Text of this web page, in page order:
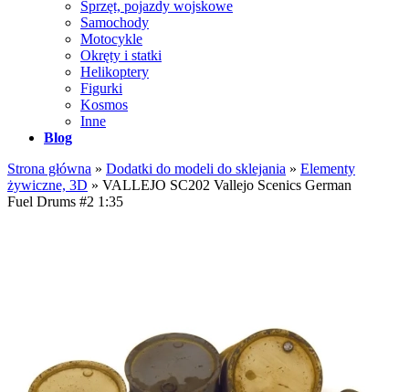
Sprzęt, pojazdy wojskowe
Samochody
Motocykle
Okręty i statki
Helikoptery
Figurki
Kosmos
Inne
Blog
Strona główna » Dodatki do modeli do sklejania » Elementy
żywiczne, 3D » VALLEJO SC202 Vallejo Scenics German
Fuel Drums #2 1:35